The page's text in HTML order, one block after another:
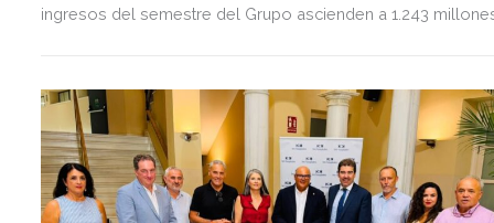
ingresos del semestre del Grupo ascienden a 1.243